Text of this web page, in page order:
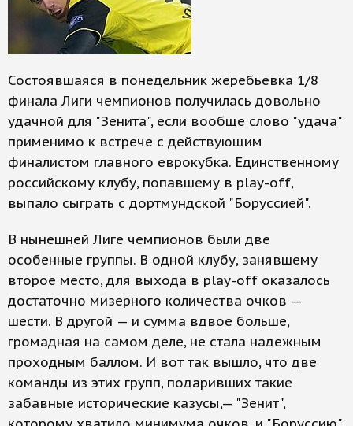
Состоявшаяся в понедельник жеребьевка 1/8
финала Лиги чемпионов получилась довольно
удачной для "Зенита", если вообще слово "удача"
применимо к встрече с действующим
финалистом главного еврокубка. Единственному
российскому клубу, попавшему в play-off,
выпало сыграть с дортмундской "Боруссией".
В нынешней Лиге чемпионов были две
особенные группы. В одной клубу, занявшему
второе место, для выхода в play-off оказалось
достаточно мизерного количества очков —
шести. В другой — и сумма вдвое больше,
громадная на самом деле, не стала надежным
проходным баллом. И вот так вышло, что две
команды из этих групп, подаривших такие
забавные исторические казусы,— "Зенит",